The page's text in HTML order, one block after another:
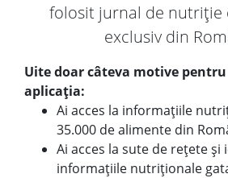
folosit jurnal de nutriție
exclusiv din
Uite doar câteva motive pentru
aplicația:
Ai acces la informațiile
35.000 de alimente din
Ai acces la sute de rețete și
informațiile nutriționale